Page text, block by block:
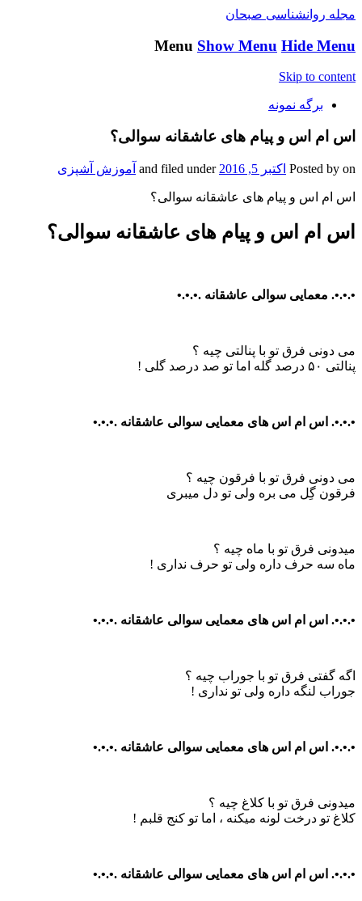
مجله روانشناسی صبحان
Menu Show Menu Hide Menu
Skip to content
برگه نمونه
اس ام اس و پیام های عاشقانه سوالی؟
Posted by on اکتبر 5, 2016 and filed under آموزش آشپزی
اس ام اس و پیام های عاشقانه سوالی؟
اس ام اس و پیام های عاشقانه سوالی؟
•.•.•. معمایی سوالی عاشقانه .•.•.•
می دونی فرق تو با پنالتی چیه ؟
پنالتی ۵۰ درصد گله اما تو صد درصد گلی !
•.•.•. اس ام اس های معمایی سوالی عاشقانه .•.•.•
می دونی فرق تو با فرقون چیه ؟
فرقون گِل می بره ولی تو دل میبری
میدونی فرق تو با ماه چیه ؟
ماه سه حرف داره ولی تو حرف نداری !
•.•.•. اس ام اس های معمایی سوالی عاشقانه .•.•.•
اگه گفتی فرق تو با جوراب چیه ؟
جوراب لنگه داره ولی تو نداری !
•.•.•. اس ام اس های معمایی سوالی عاشقانه .•.•.•
میدونی فرق تو با کلاغ چیه ؟
کلاغ تو درخت لونه میکنه ، اما تو کنج قلبم !
•.•.•. اس ام اس های معمایی سوالی عاشقانه .•.•.•